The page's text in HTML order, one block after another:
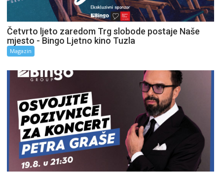
Četvrto ljeto zaredom Trg slobode postaje Naše
mjesto - Bingo Ljetno kino Tuzla
Magazin